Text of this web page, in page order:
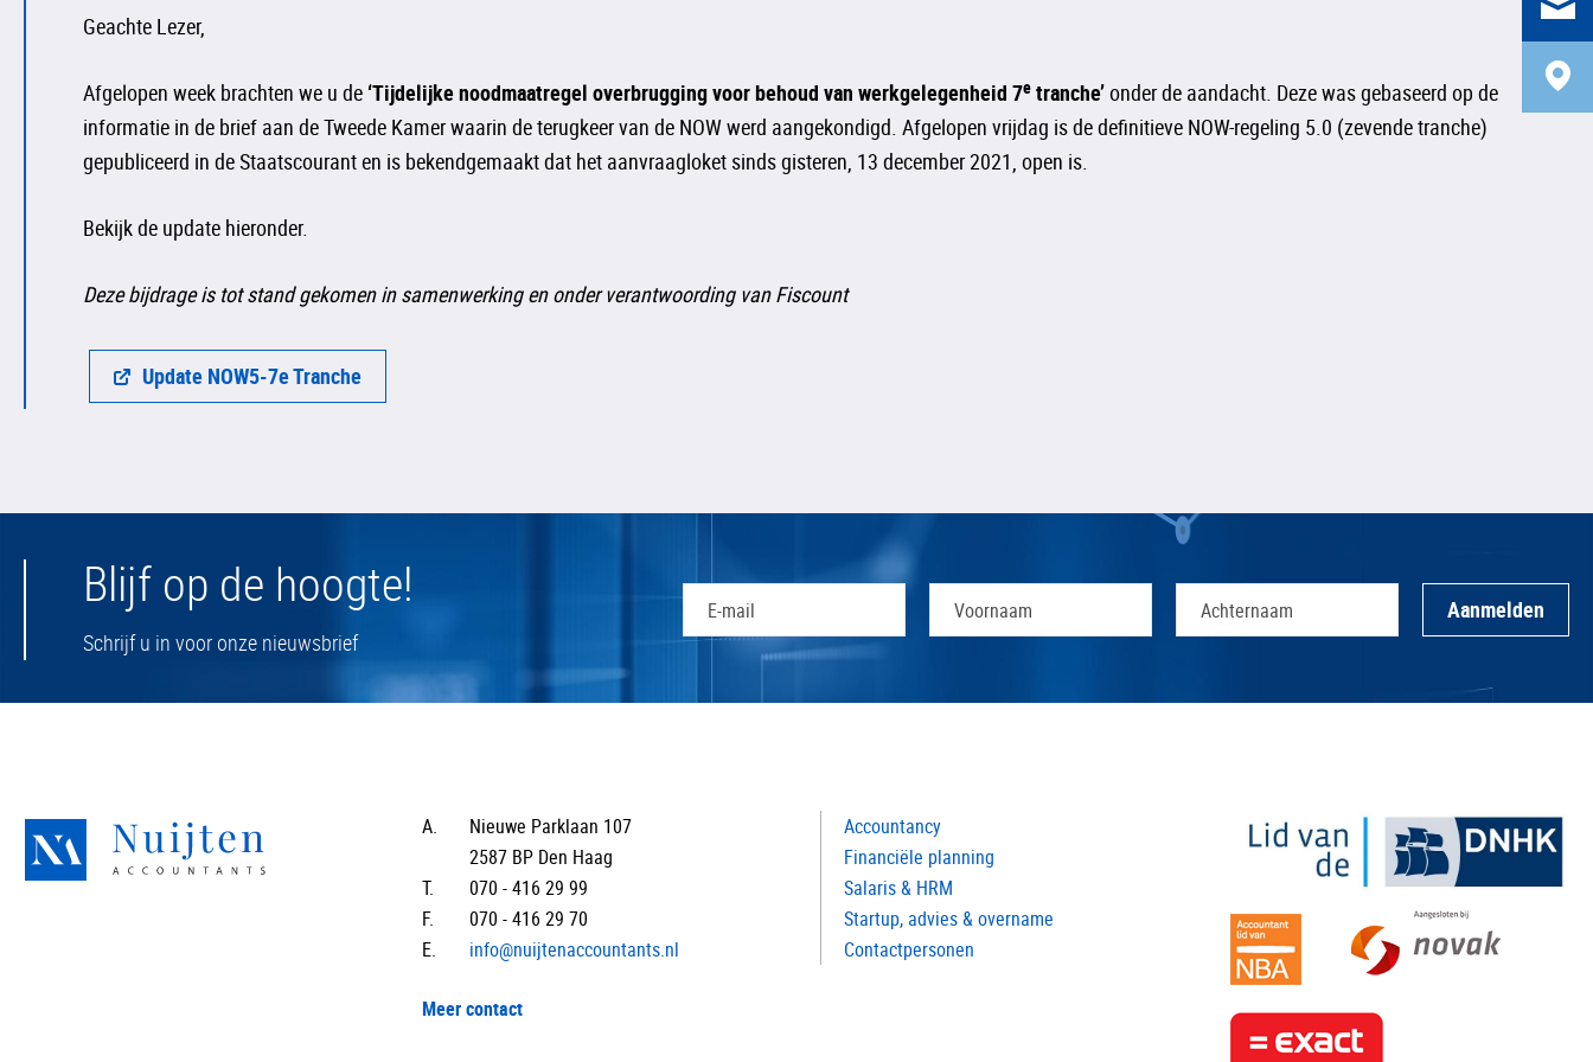
Geachte Lezer,
Afgelopen week brachten we u de ‘Tijdelijke noodmaatregel overbrugging voor behoud van werkgelegenheid 7e tranche’onder de aandacht. Deze was gebaseerd op de
informatie in de brief aan de Tweede Kamer waarin de terugkeer van de NOW werd aangekondigd. Afgelopen vrijdag is de definitieve NOW-regeling 5.0 (zevende tranche)
gepubliceerd in de Staatscourant en is bekendgemaakt dat het aanvraagloket sinds gisteren, 13 december 2021, open is.
Bekijk de update hieronder.
Deze bijdrage is tot stand gekomen in samenwerking en onder verantwoording van Fiscount
Update NOW5-7e Tranche
Blijf op de hoogte!
Schrijf u in voor onze nieuwsbrief
A.
Nieuwe Parklaan 107
2587 BP Den Haag
T.
070 - 416 29 99
F.
070 - 416 29 70
E.
info@nuijtenaccountants.nl
Meer contact
Accountancy
Financiële planning
Salaris & HRM
Startup, advies & overname
Contactpersonen